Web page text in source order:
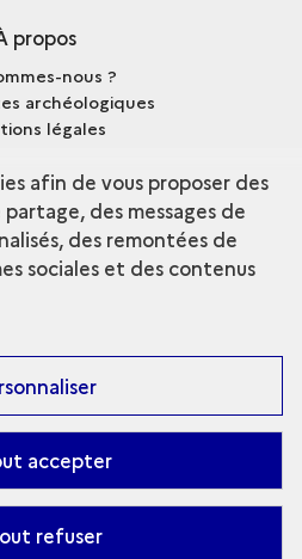
propos
nous ?
archéologiques
légales
: Partiellement conforme
- Ministère de la Culture
afin de vous proposer des
des messages de
des remontées de
sociales et des contenus
accepter
refuser